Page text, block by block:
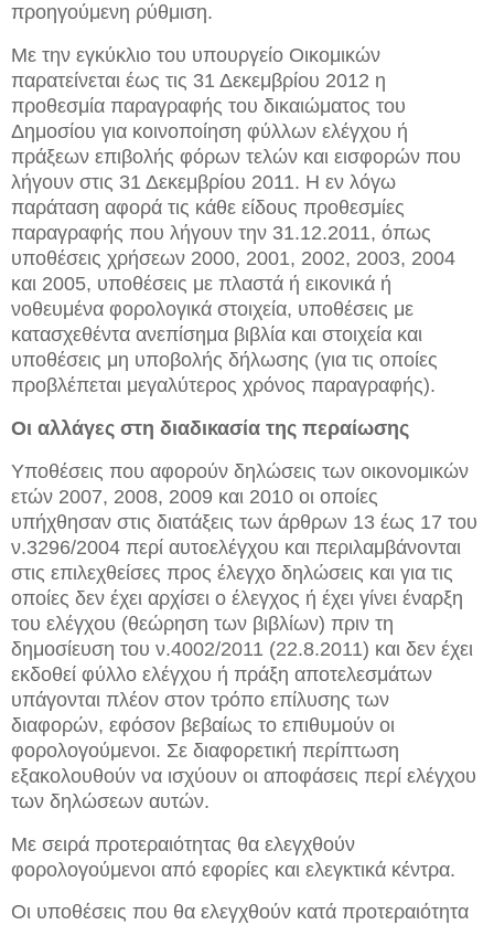
προηγούμενη ρύθμιση.
Με την εγκύκλιο του υπουργείο Οικομικών
παρατείνεται έως τις 31 Δεκεμβρίου 2012 η
προθεσμία παραγραφής του δικαιώματος του
Δημοσίου για κοινοποίηση φύλλων ελέγχου ή
πράξεων επιβολής φόρων τελών και εισφορών που
λήγουν στις 31 Δεκεμβρίου 2011. Η εν λόγω
παράταση αφορά τις κάθε είδους προθεσμίες
παραγραφής που λήγουν την 31.12.2011, όπως
υποθέσεις χρήσεων 2000, 2001, 2002, 2003, 2004
και 2005, υποθέσεις με πλαστά ή εικονικά ή
νοθευμένα φορολογικά στοιχεία, υποθέσεις με
κατασχεθέντα ανεπίσημα βιβλία και στοιχεία και
υποθέσεις μη υποβολής δήλωσης (για τις οποίες
προβλέπεται μεγαλύτερος χρόνος παραγραφής).
Οι αλλάγες στη διαδικασία της περαίωσης
Υποθέσεις που αφορούν δηλώσεις των οικονομικών
ετών 2007, 2008, 2009 και 2010 οι οποίες
υπήχθησαν στις διατάξεις των άρθρων 13 έως 17 του
ν.3296/2004 περί αυτοελέγχου και περιλαμβάνονται
στις επιλεχθείσες προς έλεγχο δηλώσεις και για τις
οποίες δεν έχει αρχίσει ο έλεγχος ή έχει γίνει έναρξη
του ελέγχου (θεώρηση των βιβλίων) πριν τη
δημοσίευση του ν.4002/2011 (22.8.2011) και δεν έχει
εκδοθεί φύλλο ελέγχου ή πράξη αποτελεσμάτων
υπάγονται πλέον στον τρόπο επίλυσης των
διαφορών, εφόσον βεβαίως το επιθυμούν οι
φορολογούμενοι. Σε διαφορετική περίπτωση
εξακολουθούν να ισχύουν οι αποφάσεις περί ελέγχου
των δηλώσεων αυτών.
Με σειρά προτεραιότητας θα ελεγχθούν
φορολογούμενοι από εφορίες και ελεγκτικά κέντρα.
Οι υποθέσεις που θα ελεγχθούν κατά προτεραιότητα